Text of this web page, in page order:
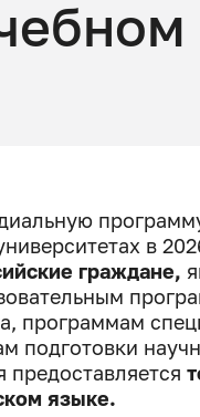
в
граждане,
программам
подготовки
предоставляется
языке.